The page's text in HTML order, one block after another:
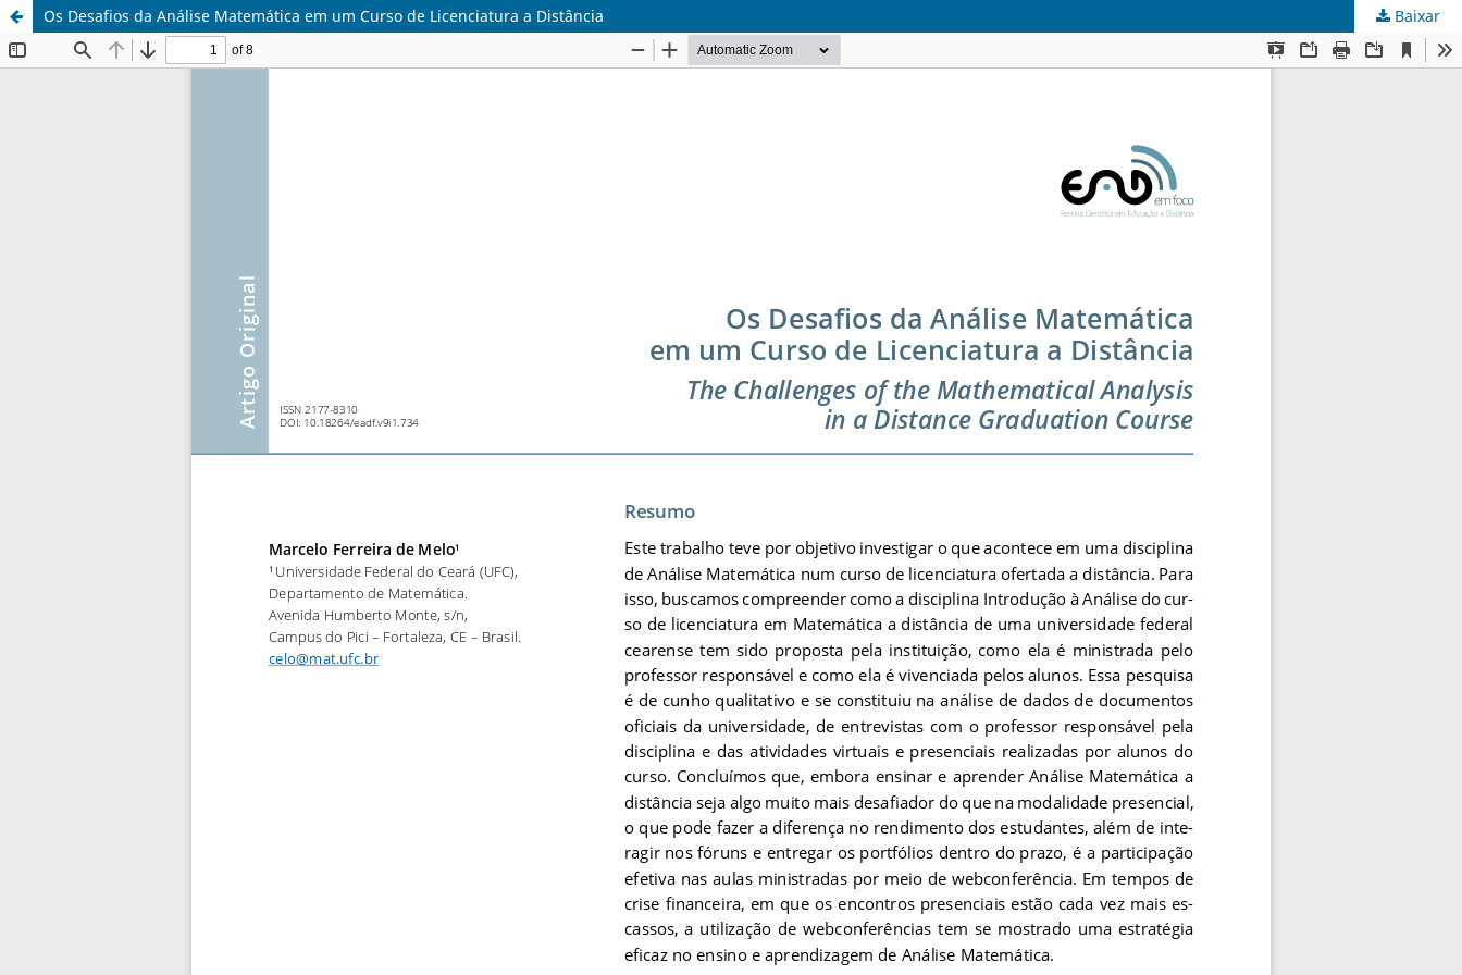
Os Desafios da Análise Matemática em um Curso de Licenciatura a Distância Baixar